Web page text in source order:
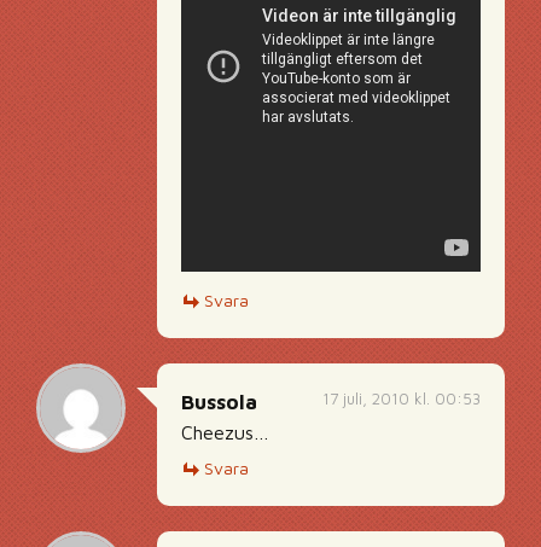
Svara
17 juli, 2010 kl. 00:53
Bussola
Cheezus…
Svara